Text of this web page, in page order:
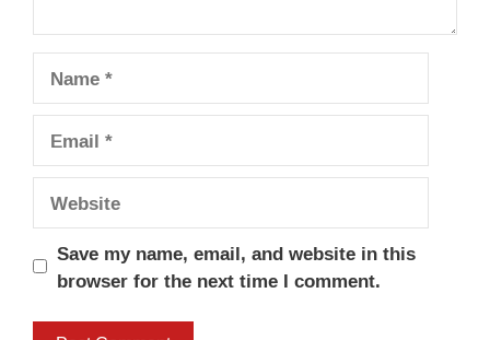
Name
Email
Website
Save my name, email, and website in this
browser for the next time I comment.